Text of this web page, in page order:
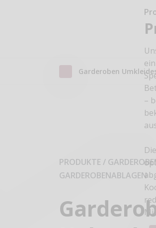
–
Garderoben
PRODUKTE /
GARDEROBENABLAGEN